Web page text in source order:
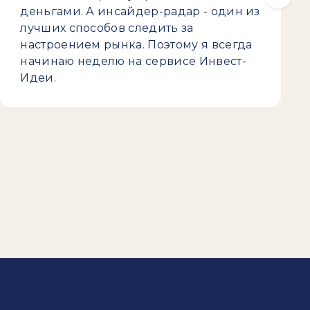
деньгами. А инсайдер-радар - один из
лучших способов следить за
настроением рынка. Поэтому я всегда
начинаю неделю на сервисе Инвест-
Идеи.